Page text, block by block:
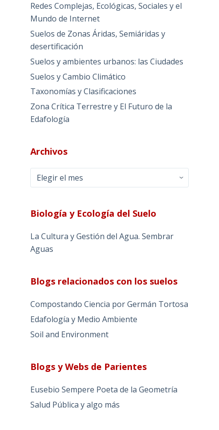
Redes Complejas, Ecológicas, Sociales y el
Mundo de Internet
Suelos de Zonas Áridas, Semiáridas y
desertificación
Suelos y ambientes urbanos: las Ciudades
Suelos y Cambio Climático
Taxonomías y Clasificaciones
Zona Crítica Terrestre y El Futuro de la
Edafología
Archivos
Archivos
Biología y Ecología del Suelo
La Cultura y Gestión del Agua. Sembrar
Aguas
Blogs relacionados con los suelos
Compostando Ciencia por Germán Tortosa
Edafología y Medio Ambiente
Soil and Environment
Blogs y Webs de Parientes
Eusebio Sempere Poeta de la Geometría
Salud Pública y algo más